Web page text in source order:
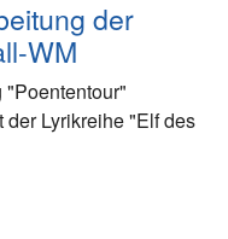
der
WM
"Poententour"
Lyrikreihe "Elf des